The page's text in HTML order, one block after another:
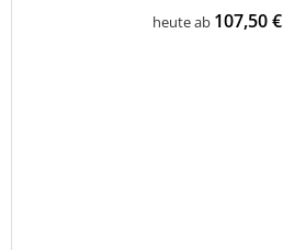
heute ab 107,50 €